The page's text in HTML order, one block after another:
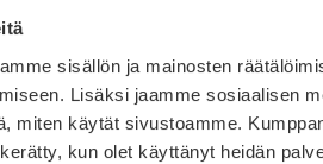
sisällön ja mainosten
Lisäksi jaamme sosiaalisen
miten käytät sivustoamme.
kun olet käyttänyt heidän